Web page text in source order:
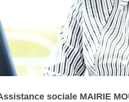
sociale MAIRIE